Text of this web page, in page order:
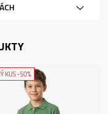
KUS -50%